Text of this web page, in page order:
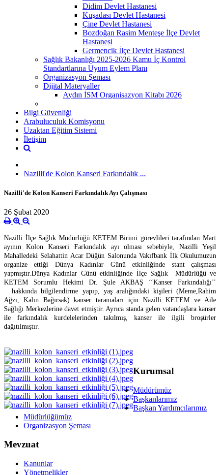
Didim Devlet Hastanesi
Kuşadası Devlet Hastanesi
Çine Devlet Hastanesi
Bozdoğan Rasim Menteşe İlçe Devlet
Hastanesi
Germencik İlçe Devlet Hastanesi
Sağlık Bakanlığı 2025-2026 Kamu İç Kontrol
Standartlarına Uyum Eylem Planı
Organizasyon Şeması
Dijital Materyaller
Aydın İSM Organisazyon Kitabı 2026
Bilgi Güvenliği
Arabuluculuk Komisyonu
Uzaktan Eğitim Sistemi
İletişim
Nazilli'de Kolon Kanseri Farkındalık ...
Nazilli'de Kolon Kanseri Farkındalık Ayı Çalışması
26 Şubat 2020
Nazilli İlçe Sağlık Müdürlüğü KETEM Birimi görevlileri tarafından Mart
ayının Kolon Kanseri Farkındalık ayı olması sebebiyle, Nazilli Yeşil
Mahalledeki Selahattin Acar Düğün Salonunda Vakıfbank İlk Okulumuzun
organize ettiği Dünya Kadınlar Günü etkinliğinde stant çalışması
yapmıştır.Dünya Kadınlar Günü etkinliğinde İlçe Sağlık Müdürlüğü ve
KETEM Sorumlu Hekimi Dr. Şule AKBAŞ ‘‘Kanser Farkındalığı’’
hakkında bilgilendirme yapıp, yaş aralığındaki kişileri (Meme,Rahim
Ağzı, Kalın Bağırsak) kanser taramaları için Nazilli KETEM ve Aile
Sağlığı Merkezlerine davet etmiştir. Ayrıca standa gelen vatandaşlara kanser
ile farkındalık kurdelelerinden takılmış, kanser ile ilgili broşürler
dağıtılmıştır.
Kurumsal
Müdürümüz
Başkanlarımız
Başkan Yardımcılarımız
Müdürlüğümüz
Organizasyon Şeması
Mevzuat
Kanunlar
Yönetmelikler